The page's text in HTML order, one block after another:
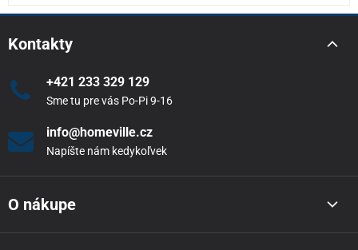
Kontakty
+421 233 329 129
Sme tu pre vás Po-Pi 9-16
info@homeville.cz
Napíšte nám kedykoľvek
O nákupe